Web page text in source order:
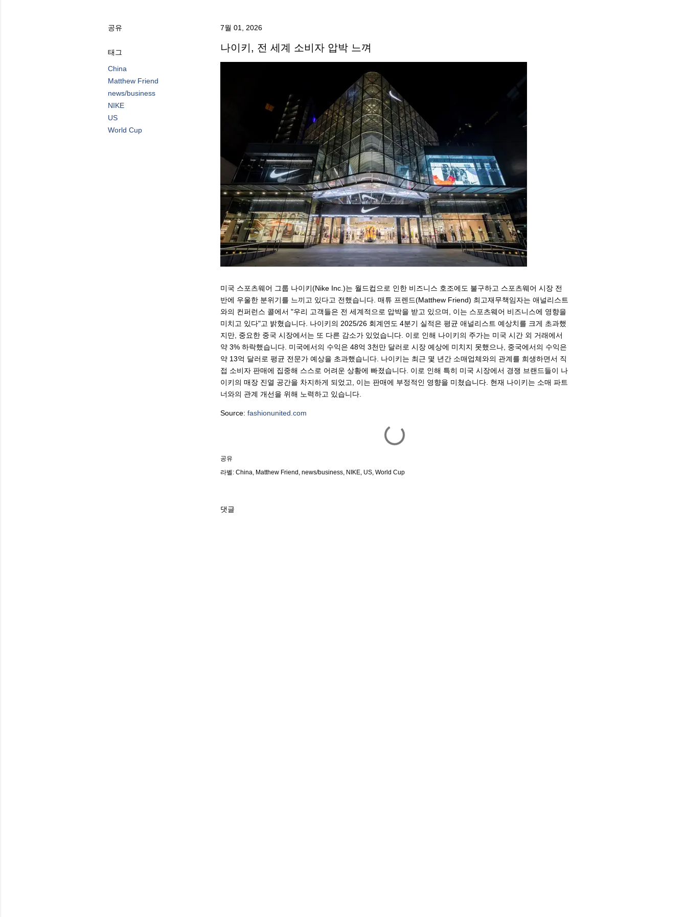
공유
태그
China
Matthew Friend
news/business
NIKE
US
World Cup
7월 01, 2026
나이키, 전 세계 소비자 압박 느껴
미국 스포츠웨어 그룹 나이키(Nike Inc.)는 월드컵으로 인한 비즈니스 호조에도 불구하고 스포츠웨어 시장 전
반에 우울한 분위기를 느끼고 있다고 전했습니다. 매튜 프렌드(Matthew Friend) 최고재무책임자는 애널리스트
와의 컨퍼런스 콜에서 "우리 고객들은 전 세계적으로 압박을 받고 있으며, 이는 스포츠웨어 비즈니스에 영향을
미치고 있다"고 밝혔습니다. 나이키의 2025/26 회계연도 4분기 실적은 평균 애널리스트 예상치를 크게 초과했
지만, 중요한 중국 시장에서는 또 다른 감소가 있었습니다. 이로 인해 나이키의 주가는 미국 시간 외 거래에서
약 3% 하락했습니다. 미국에서의 수익은 48억 3천만 달러로 시장 예상에 미치지 못했으나, 중국에서의 수익은
약 13억 달러로 평균 전문가 예상을 초과했습니다. 나이키는 최근 몇 년간 소매업체와의 관계를 희생하면서 직
접 소비자 판매에 집중해 스스로 어려운 상황에 빠졌습니다. 이로 인해 특히 미국 시장에서 경쟁 브랜드들이 나
이키의 매장 진열 공간을 차지하게 되었고, 이는 판매에 부정적인 영향을 미쳤습니다. 현재 나이키는 소매 파트
너와의 관계 개선을 위해 노력하고 있습니다.
Source: fashionunited.com
공유
라벨: China Matthew Friend news/business NIKE US World Cup
댓글